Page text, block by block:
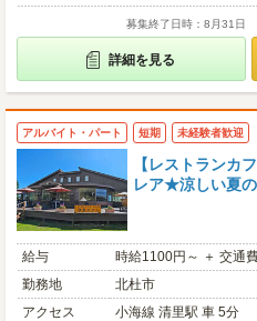
募集終了日時：8月31日
詳細を見る
アルバイト・パート 短期 未経験者歓迎
【レストランカ
レア★涼しい夏
給与
時給1100円～ ＋ 交通
勤務地
北杜市
アクセス
小海線 清里駅 車 5分